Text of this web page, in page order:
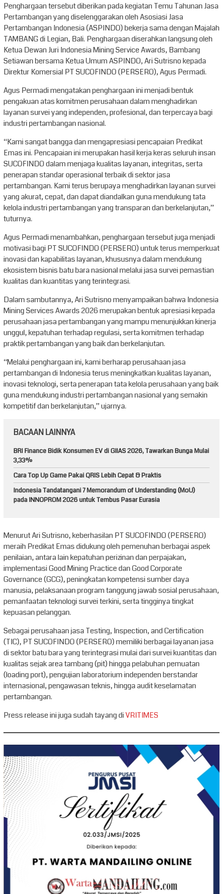
Penghargaan tersebut diberikan pada kegiatan Temu Tahunan Jasa
Pertambangan yang diselenggarakan oleh Asosiasi Jasa
Pertambangan Indonesia (ASPINDO) bekerja sama dengan Majalah
TAMBANG di Legian, Bali. Penghargaan diserahkan langsung oleh
Ketua Dewan Juri Indonesia Mining Service Awards, Bambang
Setiawan bersama Ketua Umum ASPINDO, Ari Sutrisno kepada
Direktur Komersial PT SUCOFINDO (PERSERO), Agus Permadi.
Agus Permadi mengatakan penghargaan ini menjadi bentuk
pengakuan atas komitmen perusahaan dalam menghadirkan
layanan survei yang independen, profesional, dan terpercaya bagi
industri pertambangan nasional.
“Kami sangat bangga dan mengapresiasi pencapaian Predikat
Emas ini. Pencapaian ini merupakan hasil kerja keras seluruh insan
SUCOFINDO dalam menjaga kualitas layanan, integritas, serta
penerapan standar operasional terbaik di sektor jasa
pertambangan. Kami terus berupaya menghadirkan layanan survei
yang akurat, cepat, dan dapat diandalkan guna mendukung tata
kelola industri pertambangan yang transparan dan berkelanjutan,”
tuturnya.
Agus Permadi menambahkan, penghargaan tersebut juga menjadi
motivasi bagi PT SUCOFINDO (PERSERO) untuk terus memperkuat
inovasi dan kapabilitas layanan, khususnya dalam mendukung
ekosistem bisnis batu bara nasional melalui jasa survei pemastian
kualitas dan kuantitas yang terintegrasi.
Dalam sambutannya, Ari Sutrisno menyampaikan bahwa Indonesia
Mining Services Awards 2026 merupakan bentuk apresiasi kepada
perusahaan jasa pertambangan yang mampu menunjukkan kinerja
unggul, kepatuhan terhadap regulasi, serta komitmen terhadap
praktik pertambangan yang baik dan berkelanjutan.
“Melalui penghargaan ini, kami berharap perusahaan jasa
pertambangan di Indonesia terus meningkatkan kualitas layanan,
inovasi teknologi, serta penerapan tata kelola perusahaan yang baik
guna mendukung industri pertambangan nasional yang semakin
kompetitif dan berkelanjutan,” ujarnya.
BACAAN LAINNYA
BRI Finance Bidik Konsumen EV di GIIAS 2026, Tawarkan Bunga Mulai
3,33%
Cara Top Up Game Pakai QRIS Lebih Cepat & Praktis
Indonesia Tandatangani 7 Memorandum of Understanding (MoU)
pada INNOPROM 2026 untuk Tembus Pasar Eurasia
Menurut Ari Sutrisno, keberhasilan PT SUCOFINDO (PERSERO)
meraih Predikat Emas didukung oleh pemenuhan berbagai aspek
penilaian, antara lain kepatuhan perizinan dan perpajakan,
implementasi Good Mining Practice dan Good Corporate
Governance (GCG), peningkatan kompetensi sumber daya
manusia, pelaksanaan program tanggung jawab sosial perusahaan,
pemanfaatan teknologi survei terkini, serta tingginya tingkat
kepuasan pelanggan.
Sebagai perusahaan jasa Testing, Inspection, and Certification
(TIC), PT SUCOFINDO (PERSERO) memiliki berbagai layanan jasa
di sektor batu bara yang terintegrasi mulai dari survei kuantitas dan
kualitas sejak area tambang (pit) hingga pelabuhan pemuatan
(loading port), pengujian laboratorium independen berstandar
internasional, pengawasan teknis, hingga audit keselamatan
pertambangan.
Press release ini juga sudah tayang diVRITIMES